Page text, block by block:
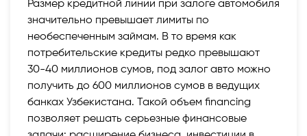
Размер кредитной линии при залоге автомобиля
значительно превышает лимиты по
необеспеченным займам. В то время как
потребительские кредиты редко превышают
30-40 миллионов сумов, под залог авто можно
получить до 600 миллионов сумов в ведущих
банках Узбекистана. Такой объем financing
позволяет решать серьезные финансовые